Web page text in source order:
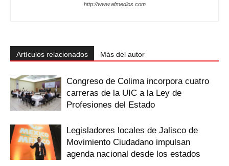
http://www.afmedios.com
Artículos relacionados Más del autor
Congreso de Colima incorpora cuatro
carreras de la UIC a la Ley de
Profesiones del Estado
Legisladores locales de Jalisco de
Movimiento Ciudadano impulsan
agenda nacional desde los estados